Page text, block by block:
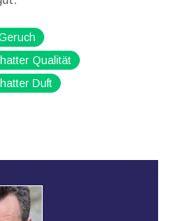
Qualität
Duft